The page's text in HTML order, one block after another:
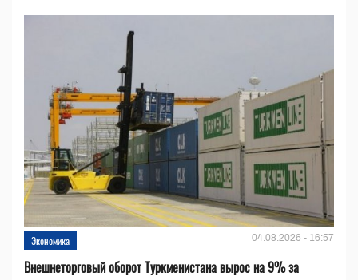
Экономика 04.08.2026 - 16:57
Внешнеторговый оборот Туркменистана вырос на 9% за